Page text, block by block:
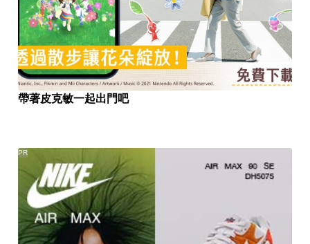
帶著皮克敏一起出門吧
PR